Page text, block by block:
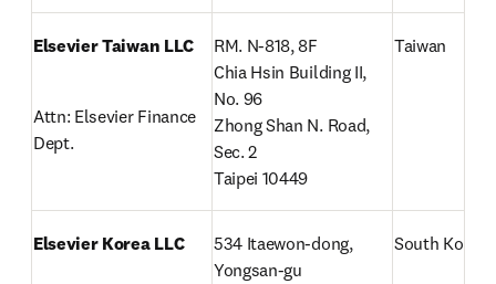
Elsevier Taiwan LLC
Attn: Elsevier Finance
Dept.
RM. N-818, 8F
Chia Hsin Building II,
No. 96
Zhong Shan N. Road,
Sec. 2
Taipei 10449
Taiwan
Elsevier Korea LLC
534 Itaewon-dong,
Yongsan-gu
South Korea